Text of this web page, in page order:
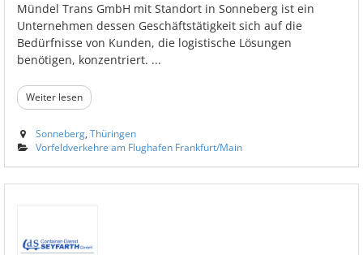
Mündel Trans GmbH mit Standort in Sonneberg ist ein
Unternehmen dessen Geschäftstätigkeit sich auf die
Bedürfnisse von Kunden, die logistische Lösungen
benötigen, konzentriert. ...
Weiter lesen
Sonneberg Thüringen
Vorfeldverkehre am Flughafen Frankfurt/Main